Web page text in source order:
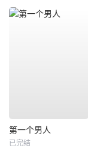
第一个男人
已完结